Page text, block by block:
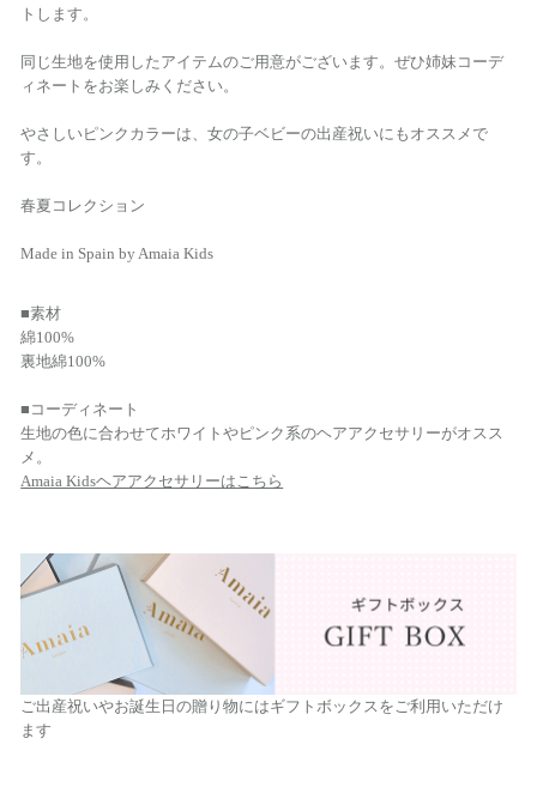
トします。
同じ生地を使用したアイテムのご用意がございます。ぜひ姉妹コーデ
ィネートをお楽しみください。
やさしいピンクカラーは、女の子ベビーの出産祝いにもオススメで
す。
春夏コレクション
Made in Spain by Amaia Kids
■素材
綿100%
裏地綿100%
■コーディネート
生地の色に合わせてホワイトやピンク系のヘアアクセサリーがオスス
メ。
Amaia Kidsヘアアクセサリーはこちら
ご出産祝いやお誕生日の贈り物にはギフトボックスをご利用いただけ
ます